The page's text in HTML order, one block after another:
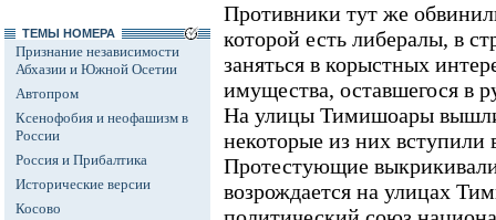
ТЕМЫ НОМЕРА
Признание независимости
Абхазии и Южной Осетии
Автопром
Ксенофобия и неофашизм в
России
Россия и Прибалтика
Исторические версии
Косово
Противники тут же
которой есть либералы, в
заняться в корыстных
имущества, оставшегося в
На улицы Тимишоары
некоторые из них вступили
Протестующие
возрождается на улицах